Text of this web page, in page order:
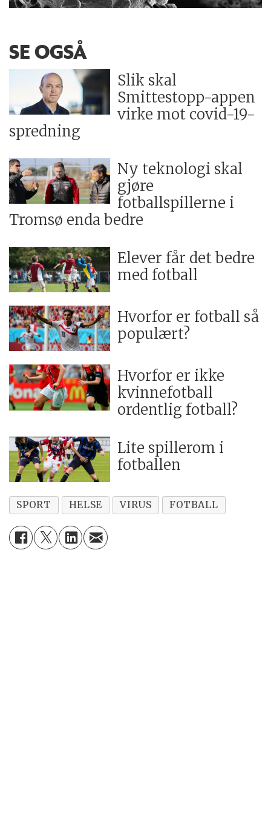
SE OGSÅ
Slik skal
Smittestopp-appen
virke mot covid-19-
spredning
Ny teknologi skal
gjøre
fotballspillerne i
Tromsø enda bedre
Elever får det bedre
med fotball
Hvorfor er fotball så
populært?
Hvorfor er ikke
kvinnefotball
ordentlig fotball?
Lite spillerom i
fotballen
SPORT HELSE VIRUS FOTBALL